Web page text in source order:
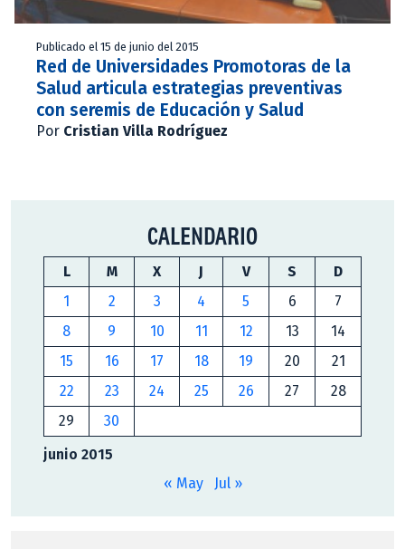
Publicado el 15 de junio del 2015
Red de Universidades Promotoras de la
Salud articula estrategias preventivas
con seremis de Educación y Salud
Por Cristian Villa Rodríguez
CALENDARIO
junio 2015
L M X J V S
D
1
2 3 4 5 6
7
8
9 10 11 12 13
14
15
16 17 18 19 20
21
22
23 24 25 26 27
28
29
30
« May Jul »